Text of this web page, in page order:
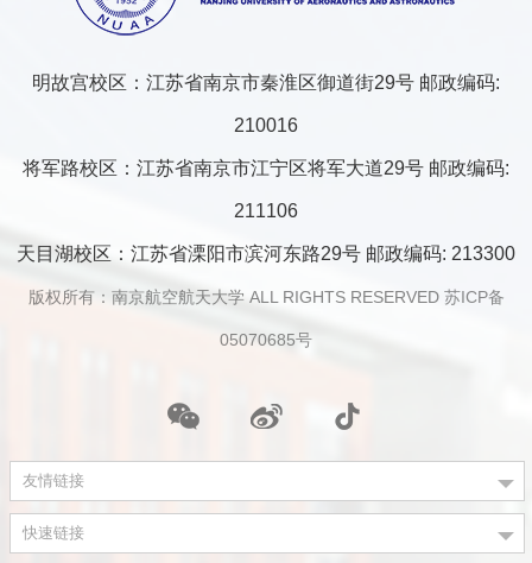
明故宫校区：江苏省南京市秦淮区御道街29号 邮政编码:
210016
将军路校区：江苏省南京市江宁区将军大道29号 邮政编码:
211106
天目湖校区：江苏省溧阳市滨河东路29号 邮政编码: 213300
版权所有：南京航空航天大学 ALL RIGHTS RESERVED 苏ICP备
05070685号
友情链接
快速链接